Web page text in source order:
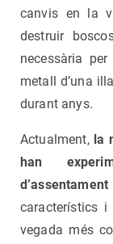
canvis en la
destruir
necessària
metall d’una
durant anys.
Actualment, la
han
característics
vegada més